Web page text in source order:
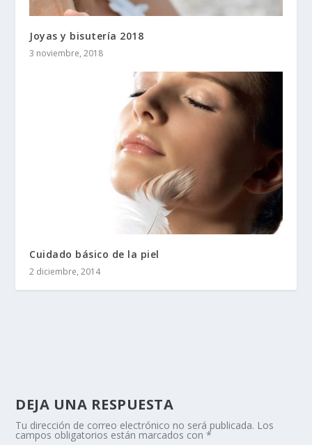
Joyas y bisutería 2018
3 noviembre, 2018
Cuidado básico de la piel
2 diciembre, 2014
DEJA UNA RESPUESTA
Tu dirección de correo electrónico no será publicada. Los
campos obligatorios están marcados con*